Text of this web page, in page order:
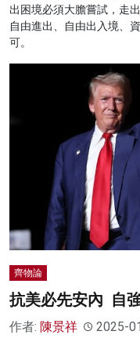
出困境必須大膽嘗試，走
自由進出、自由出入境、
可。
齊物論
抗美必先安內 自
作者: 陳景祥 2025-